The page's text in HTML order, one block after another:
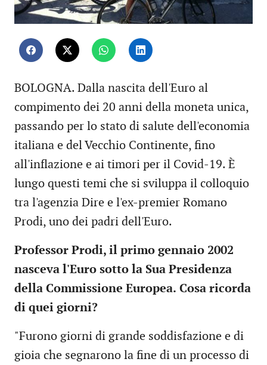
BOLOGNA. Dalla nascita dell'Euro al
compimento dei 20 anni della moneta unica,
passando per lo stato di salute dell'economia
italiana e del Vecchio Continente, fino
all'inflazione e ai timori per il Covid-19. È
lungo questi temi che si sviluppa il colloquio
tra l'agenzia Dire e l'ex-premier Romano
Prodi, uno dei padri dell'Euro.
Professor Prodi, il primo gennaio 2002
nasceva l'Euro sotto la Sua Presidenza
della Commissione Europea. Cosa ricorda
di quei giorni?
"Furono giorni di grande soddisfazione e di
gioia che segnarono la fine di un processo di